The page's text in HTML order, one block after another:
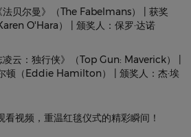
贝尔曼》（The Fabelmans） | 获奖
O'Hara） | 颁奖人：保罗·达诺
云：独行侠》（Top Gun: Maverick） |
顿（Eddie Hamilton） | 颁奖人：杰·埃
视频，重温红毯仪式的精彩瞬间！